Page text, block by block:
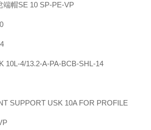
端帽SE 10 SP-PE-VP
10L-4/13.2-A-PA-BCB-SHL-14
SUPPORT USK 10A FOR PROFILE